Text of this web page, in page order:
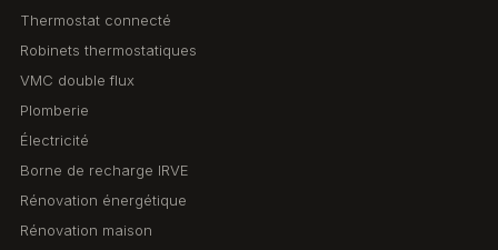
Thermostat connecté
Robinets thermostatiques
VMC double flux
Plomberie
Électricité
Borne de recharge IRVE
Rénovation énergétique
Rénovation maison